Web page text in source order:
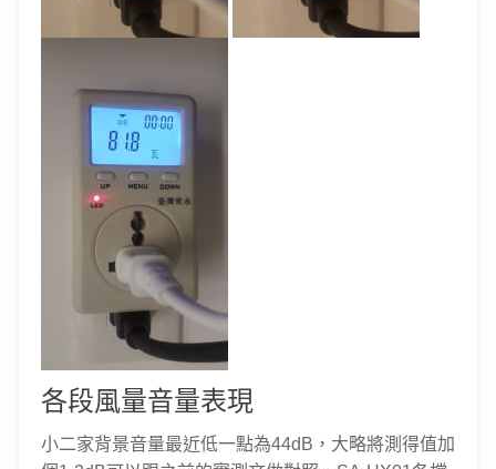
各段風量音量表現
小二家背景音量最近低一點為44dB，大略將測得值加